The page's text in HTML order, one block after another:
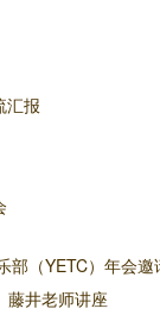
汇报
藤井老师讲座